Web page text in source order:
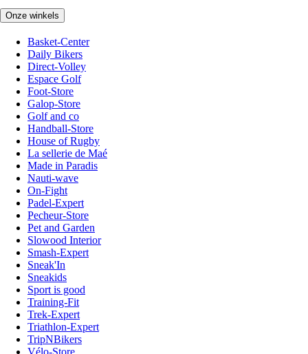
Onze winkels
Basket-Center
Daily Bikers
Direct-Volley
Espace Golf
Foot-Store
Galop-Store
Golf and co
Handball-Store
House of Rugby
La sellerie de Maé
Made in Paradis
Nauti-wave
On-Fight
Padel-Expert
Pecheur-Store
Pet and Garden
Slowood Interior
Smash-Expert
Sneak'In
Sneakids
Sport is good
Training-Fit
Trek-Expert
Triathlon-Expert
TripNBikers
Vélo-Store